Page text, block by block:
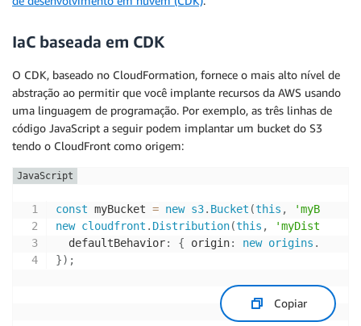
IaC baseada em CDK
O CDK, baseado no CloudFormation, fornece o mais alto nível de
abstração ao permitir que você implante recursos da AWS usando
uma linguagem de programação. Por exemplo, as três linhas de
código JavaScript a seguir podem implantar um bucket do S3
tendo o CloudFront como origem:
const myBucket = new s3. Bucket (this , 'myBucket'
new cloudfront . Distribution(this , 'myDist'
  defaultBehavior
: { origin: new origins .
}) ;
Copiar